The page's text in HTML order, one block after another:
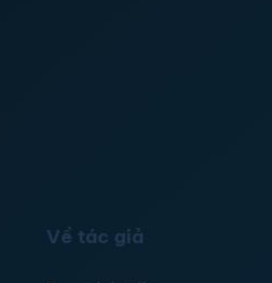
Về tác giả